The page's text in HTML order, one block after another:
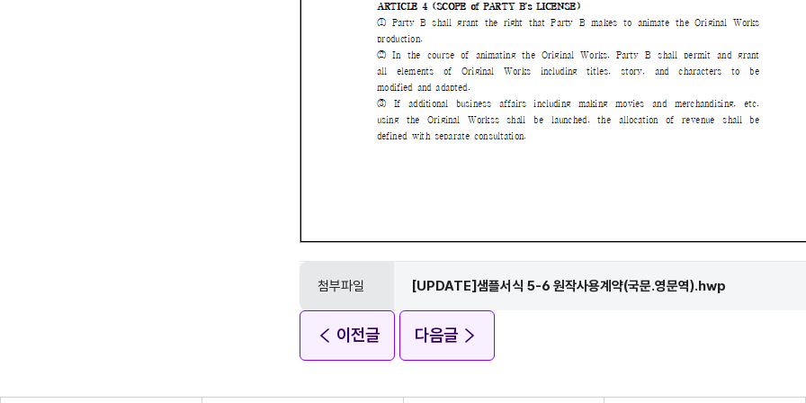
첨부파일 [UPDATE]샘플서식 5-6 원작사용계약(국문.영문역).hwp
이전글 다음글